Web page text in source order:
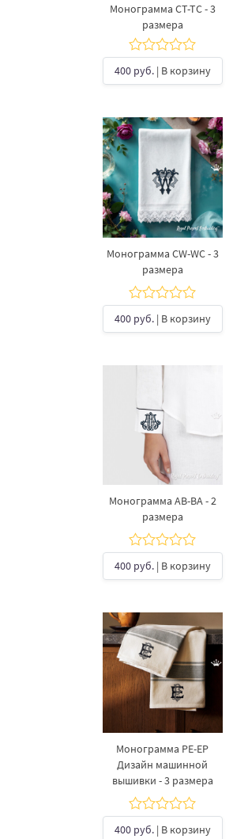
Монограмма CT-TC - 3
размера
400 руб.| В корзину
Монограмма CW-WC - 3
размера
400 руб.| В корзину
Монограмма АВ-ВА - 2
размера
400 руб.| В корзину
Монограмма PE-EP
Дизайн машинной
вышивки - 3 размера
400 руб.| В корзину